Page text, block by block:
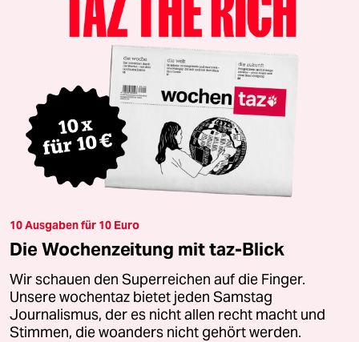
10 Ausgaben für 10 Euro
Die Wochenzeitung mit taz-Blick
Wir schauen den Superreichen auf die Finger.
Unsere wochentaz bietet jeden Samstag
Journalismus, der es nicht allen recht macht und
Stimmen, die woanders nicht gehört werden.